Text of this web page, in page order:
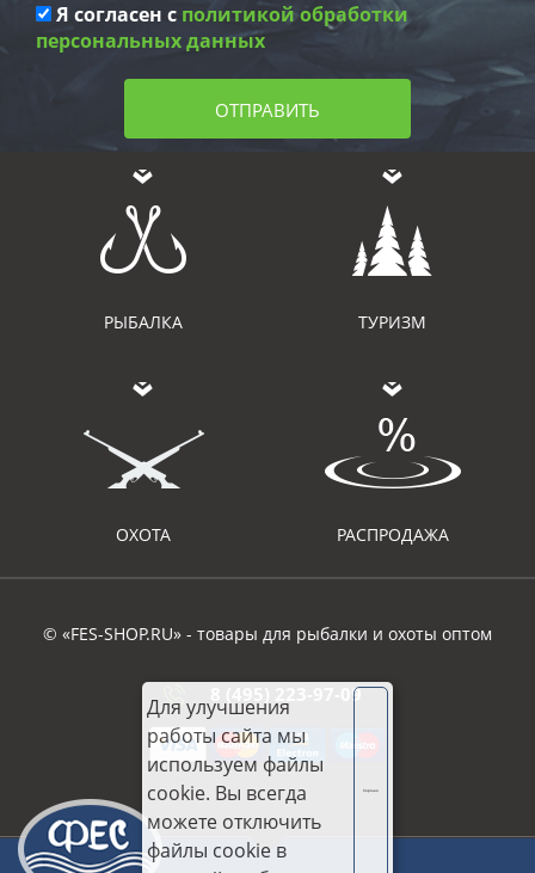
Я согласен с политикой обработки
персональных данных
ОТПРАВИТЬ
РЫБАЛКА ТУРИЗМ
ОХОТА РАСПРОДАЖА
© «FES-SHOP.RU» - товары для рыбалки и охоты оптом
8 (495) 223-97-09
Для улучшения
работы сайта мы
используем файлы
cookie. Вы всегда
можете отключить
файлы cookie в
Хорошо